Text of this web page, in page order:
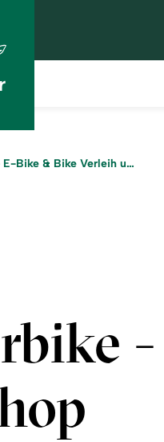
hörnerbike - E-Bike & Bike Verleih und Shop